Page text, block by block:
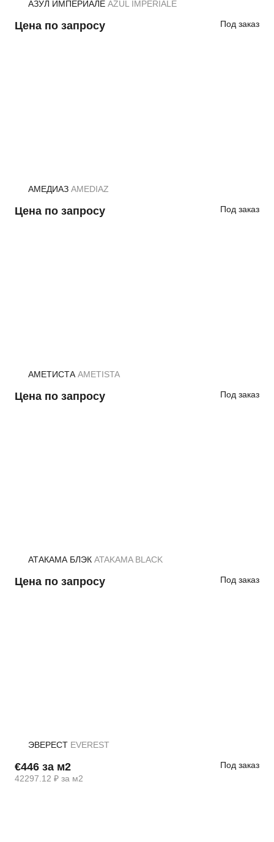
АЗУЛ ИМПЕРИАЛЕ AZUL IMPERIALE
Цена по запросу Под заказ
АМЕДИАЗ AMEDIAZ
Цена по запросу Под заказ
АМЕТИСТА AMETISTA
Цена по запросу Под заказ
АТАКАМА БЛЭК ATAKAMA BLACK
Цена по запросу Под заказ
ЭВЕРЕСТ EVEREST
€446 за м2
42297.12 ₽ за м2
Под заказ